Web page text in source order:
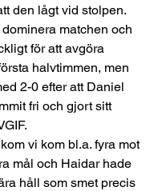
den lågt vid stolpen.
matchen och
för att avgöra
halvtimmen, men
2-0 efter att Daniel
fri och gjort sitt
vi kom bl.a. fyra mot
mål och Haidar hade
håll som smet precis